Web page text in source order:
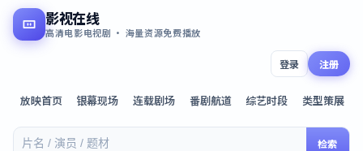
影视在线
高清电影电视剧 · 海量资源免费播放
放映首页 银幕现场 连载剧场 番剧航道 综艺时段 类型策展
检索
登录 注册